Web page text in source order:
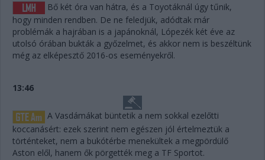
Bő két óra van hátra, és a Toyotáknál úgy tűnik,
hogy minden rendben. De ne feledjük, adódtak már
problémák a hajrában is a japánoknál, Lópezék két éve az
utolsó órában bukták a győzelmet, és akkor nem is beszéltünk
még az elképesztő 2016-os eseményekről.
13:46
A Vasdámákat büntetik a nem sokkal ezelőtti
koccanásért: ezek szerint nem egészen jól értelmeztük a
történteket, nem a bukótérbe menekültek a megpördülő
Aston elől, hanem ők pörgették meg a TF Sportot.